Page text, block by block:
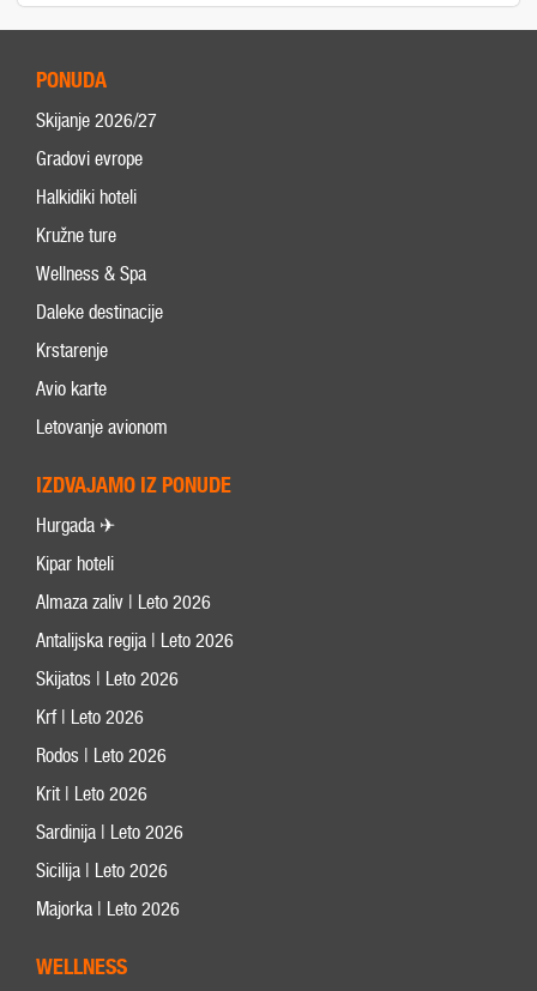
PONUDA
Skijanje 2026/27
Gradovi evrope
Halkidiki hoteli
Kružne ture
Wellness & Spa
Daleke destinacije
Krstarenje
Avio karte
Letovanje avionom
IZDVAJAMO IZ PONUDE
Hurgada ✈
Kipar hoteli
Almaza zaliv | Leto 2026
Antalijska regija | Leto 2026
Skijatos | Leto 2026
Krf | Leto 2026
Rodos | Leto 2026
Krit | Leto 2026
Sardinija | Leto 2026
Sicilija | Leto 2026
Majorka | Leto 2026
WELLNESS